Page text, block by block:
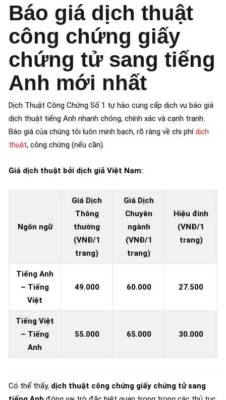
Báo giá dịch thuật
công chứng giấy
chứng tử sang tiếng
Anh mới nhất
Dịch Thuật Công Chứng Số 1 tự hào cung cấp dịch vụ báo giá
dịch thuật tiếng Anh nhanh chóng, chính xác và cạnh tranh.
Báo giá của chúng tôi luôn minh bạch, rõ ràng về chi phídịch
thuật, công chứng (nếu cần).
Giá dịch thuật bởi dịch giả Việt Nam:
Ngôn ngữ
Giá Dịch
Thông
thường
(VNĐ/1
trang)
Giá Dịch
Chuyên
ngành
(VNĐ/1
trang)
Hiệu đính
(VNĐ/1
trang)
Tiếng Anh
– Tiếng
Việt
49.000 60.000 27.500
Tiếng Việt
– Tiếng
Anh
55.000 65.000 30.000
Có thể thấy, dịch thuật công chứng giấy chứng tử sang